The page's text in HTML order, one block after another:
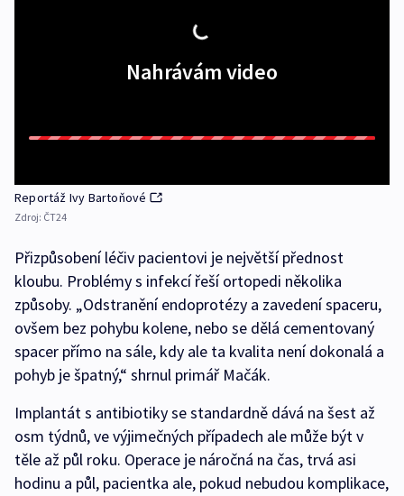
Nahrávám video
Reportáž Ivy Bartoňové
Zdroj: ČT24
Přizpůsobení léčiv pacientovi je největší přednost
kloubu. Problémy s infekcí řeší ortopedi několika
způsoby. „Odstranění endoprotézy a zavedení spaceru,
ovšem bez pohybu kolene, nebo se dělá cementovaný
spacer přímo na sále, kdy ale ta kvalita není dokonalá a
pohyb je špatný,“ shrnul primář Mačák.
Implantát s antibiotiky se standardně dává na šest až
osm týdnů, ve výjimečných případech ale může být v
těle až půl roku. Operace je náročná na čas, trvá asi
hodinu a půl, pacientka ale, pokud nebudou komplikace,